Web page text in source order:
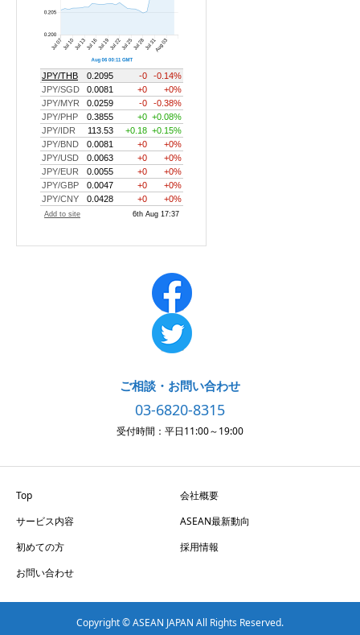
ご相談・お問い合わせ
03-6820-8315
受付時間：平日11:00～19:00
Top
会社概要
サービス内容
ASEAN最新動向
初めての方
採用情報
お問い合わせ
Copyright © ASEAN JAPAN All Rights Reserved.